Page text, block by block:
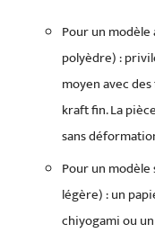
Pour un
polyèdre) :
moyen avec
kraft fin. La
sans
Pour un
légère) : un
chiyogami ou